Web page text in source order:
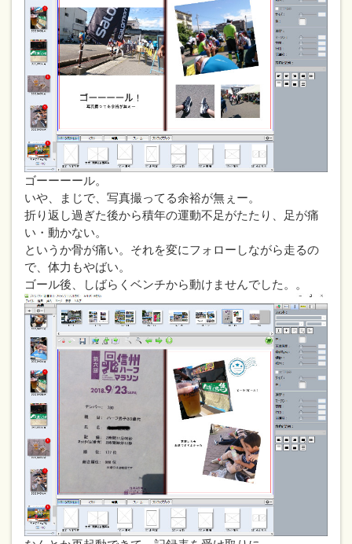
ゴーーーール。
いや、まじで、写真撮ってる余裕が無ぇー。
折り返し過ぎた後から積年の運動不足がたたり、足が痛
い・動かない。
というか骨が痛い。それを変にフォローしながら走るの
で、体力もやばい。
ゴール後、しばらくベンチから動けませんでした。。